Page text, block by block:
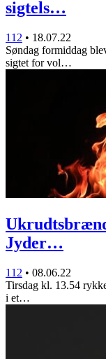
sigtels…
112 • 18.07.22
Søndag formiddag
sigtet for vol…
Jyder…
112 • 08.06.22
Tirsdag kl. 13.54
i et…